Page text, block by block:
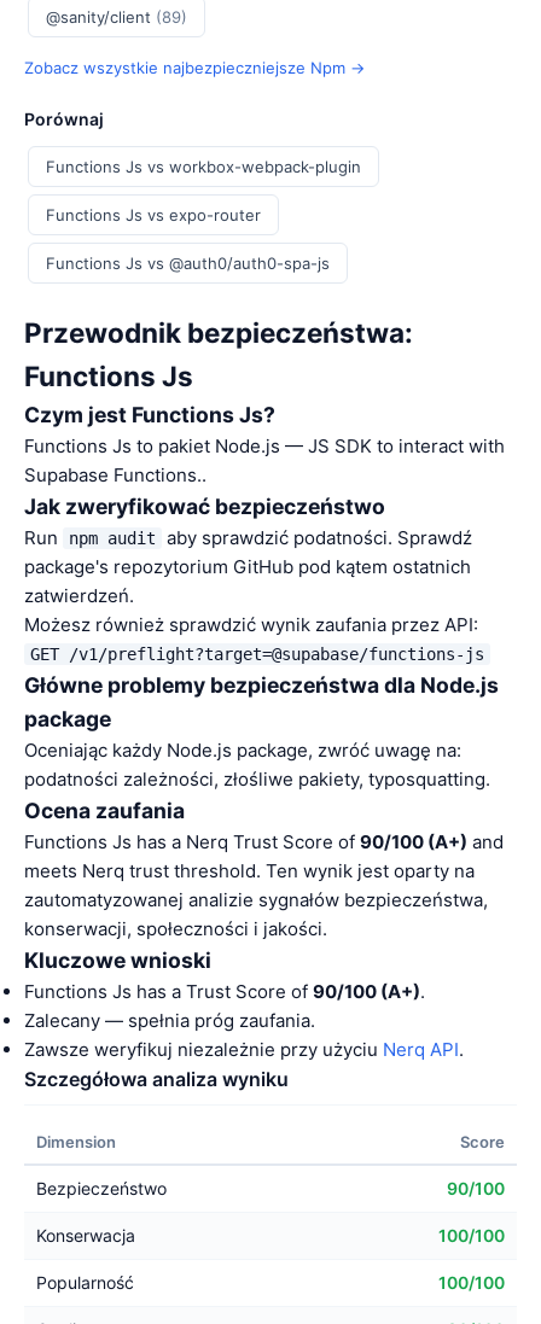
@sanity/client (89)
Zobacz wszystkie najbezpieczniejsze Npm →
Porównaj
Functions Js vs workbox-webpack-plugin
Functions Js vs expo-router
Functions Js vs @auth0/auth0-spa-js
Przewodnik bezpieczeństwa:
Functions Js
Czym jest Functions Js?
Functions Js to pakiet Node.js — JS SDK to interact with
Supabase Functions..
Jak zweryfikować bezpieczeństwo
Run npm audit
aby sprawdzić podatności. Sprawdź
package's repozytorium GitHub pod kątem ostatnich
zatwierdzeń.
Możesz również sprawdzić wynik zaufania przez API:
GET /v1/preflight?target=@supabase/functions-js
Główne problemy bezpieczeństwa dla Node.js
package
Oceniając każdy Node.js package, zwróć uwagę na:
podatności zależności, złośliwe pakiety, typosquatting.
Ocena zaufania
Functions Js has a Nerq Trust Score of 90/100 (A+) and
meets Nerq trust threshold. Ten wynik jest oparty na
zautomatyzowanej analizie sygnałów bezpieczeństwa,
konserwacji, społeczności i jakości.
Kluczowe wnioski
Functions Js has a Trust Score of 90/100 (A+).
Zalecany — spełnia próg zaufania.
Zawsze weryfikuj niezależnie przy użyciu Nerq API.
Szczegółowa analiza wyniku
Dimension Score
Bezpieczeństwo 90/100
Konserwacja 100/100
Popularność 100/100